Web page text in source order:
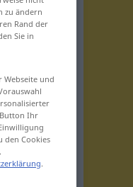
zu ändern
Rand der
Sie in
und
Ihr
den Cookies
.